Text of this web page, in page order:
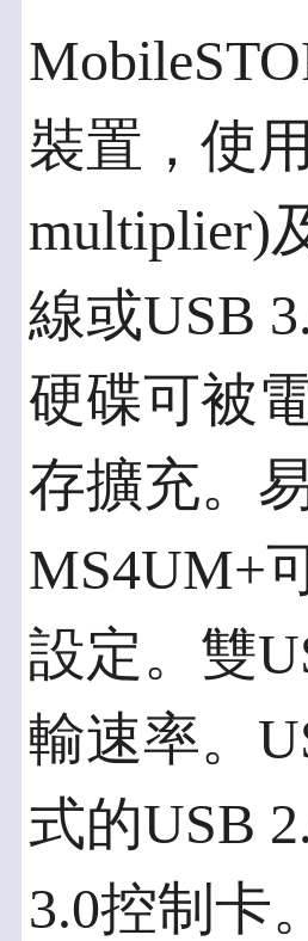
裝置，使
multiplier)
線或USB
硬碟可被
存擴充。
MS4UM+
設定。雙
輸速率。
式的USB
3.0控制卡。